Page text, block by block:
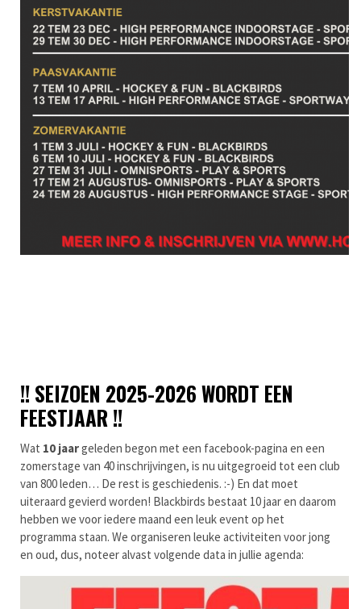
!! SEIZOEN 2025-2026 WORDT EEN
FEESTJAAR !!
Wat 10 jaargeleden begon met een facebook-pagina en een
zomerstage van 40 inschrijvingen, is nu uitgegroeid tot een club
van 800 leden… De rest is geschiedenis. :-) En dat moet
uiteraard gevierd worden! Blackbirds bestaat 10 jaar en daarom
hebben we voor iedere maand een leuk event op het
programma staan. We organiseren leuke activiteiten voor jong
en oud, dus, noteer alvast volgende data in jullie agenda: